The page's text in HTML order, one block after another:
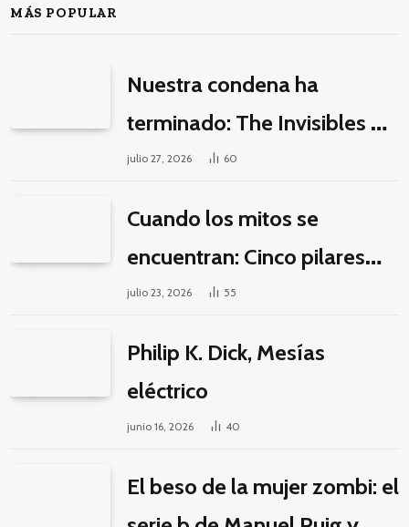
MÁS POPULAR
Nuestra condena ha
terminado: The Invisibles y
la guerra por la imaginación
julio 27, 2026 60
Cuando los mitos se
encuentran: Cinco pilares
éticos para una fantasía
julio 23, 2026 55
Philip K. Dick, Mesías
eléctrico
junio 16, 2026 40
El beso de la mujer zombi: el